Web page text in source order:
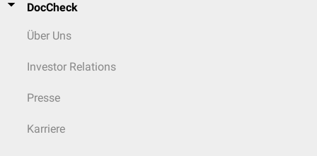
DocCheck
Über Uns
Investor Relations
Presse
Karriere